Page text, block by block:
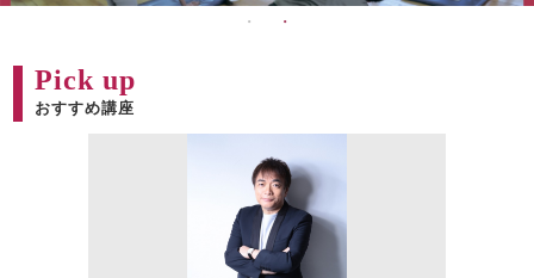
Pick up
おすすめ講座